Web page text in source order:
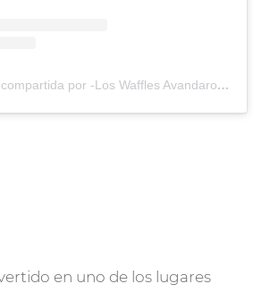
Una publicación compartida por -Los Waffles Avandaro- (@los_waffles_avandaro)
en uno de los lugares